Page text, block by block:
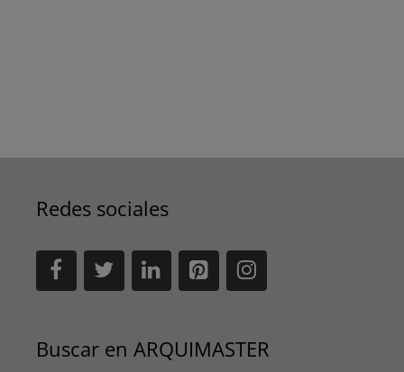
Redes sociales
Buscar en ARQUIMASTER